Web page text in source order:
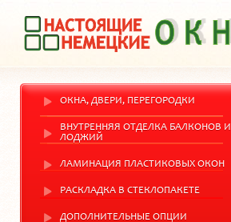
ОКНА, ДВЕРИ, ПЕРЕГОРОДКИ
ВНУТРЕННЯЯ ОТДЕЛКА БАЛКОНОВ И
ЛОДЖИЙ
ЛАМИНАЦИЯ ПЛАСТИКОВЫХ ОКОН
РАСКЛАДКА В СТЕКЛОПАКЕТЕ
ДОПОЛНИТЕЛЬНЫЕ ОПЦИИ